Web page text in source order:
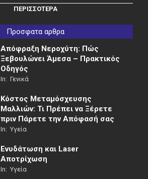
ΠΕΡΙΣΣΟΤΕΡΑ
Προσφατα αρθρα
Απόφραξη Νεροχύτη: Πώς
Ξεβουλώνει Άμεσα – Πρακτικός
Οδηγός
In: Γενικά
Κόστος Μεταμόσχευσης
Μαλλιών: Τι Πρέπει να Ξέρετε
πριν Πάρετε την Απόφασή σας
In: Υγεία
Ενυδάτωση και Laser
Αποτρίχωση
In: Υγεία